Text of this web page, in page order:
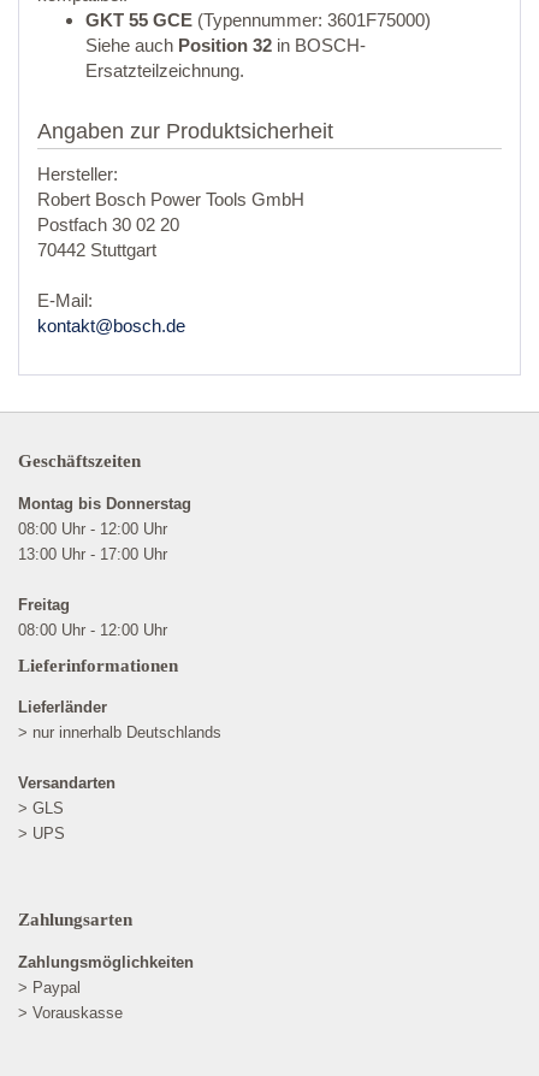
GKT 55 GCE (Typennummer: 3601F75000)
Siehe auch Position 32 in BOSCH-
Ersatzteilzeichnung.
Angaben zur Produktsicherheit
Hersteller:
Robert Bosch Power Tools GmbH
Postfach 30 02 20
70442 Stuttgart
E-Mail:
kontakt@bosch.de
Geschäftszeiten
Montag bis Donnerstag
08:00 Uhr - 12:00 Uhr
13:00 Uhr - 17:00 Uhr
Freitag
08:00 Uhr - 12:00 Uhr
Lieferinformationen
Lieferländer
> nur innerhalb Deutschlands
Versandarten
> GLS
> UPS
Zahlungsarten
Zahlungsmöglichkeiten
> Paypal
> Vorauskasse